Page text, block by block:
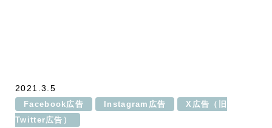
2021.3.5
Facebook広告 Instagram広告
X広告（旧
Twitter広告）